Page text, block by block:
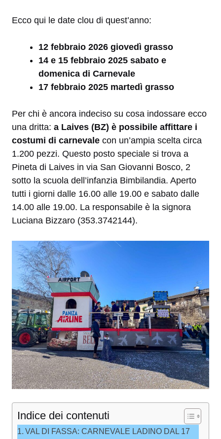
Ecco qui le date clou di quest’anno:
12 febbraio 2026 giovedì grasso
14 e 15 febbraio 2025 sabato e
domenica di Carnevale
17 febbraio 2025 martedì grasso
Per chi è ancora indeciso su cosa indossare ecco
una dritta: a Laives (BZ) è possibile affittare i
costumi di carnevale con un’ampia scelta circa
1.200 pezzi. Questo posto speciale si trova a
Pineta di Laives in via San Giovanni Bosco, 2
sotto la scuola dell’infanzia Bimbilandia. Aperto
tutti i giorni dalle 16.00 alle 19.00 e sabato dalle
14.00 alle 19.00. La responsabile è la signora
Luciana Bizzaro (353.3742144).
Indice dei contenuti
VAL DI FASSA: CARNEVALE LADINO DAL 17